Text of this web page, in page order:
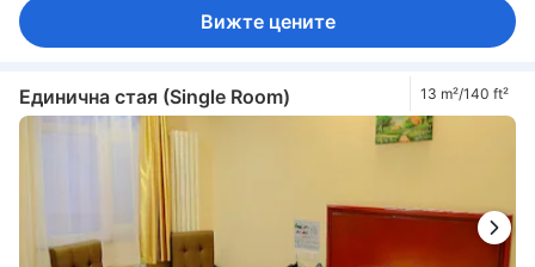
Вижте цените
Единична стая (Single Room) 13 m²/140 ft²